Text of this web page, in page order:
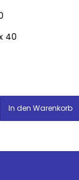
40
In den Warenkorb